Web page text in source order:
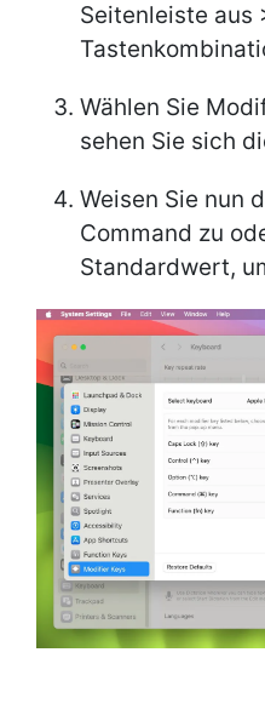
Seitenleiste aus
Wählen Sie
sehen Sie sich
Weisen Sie nun
Command zu
Standardwert,